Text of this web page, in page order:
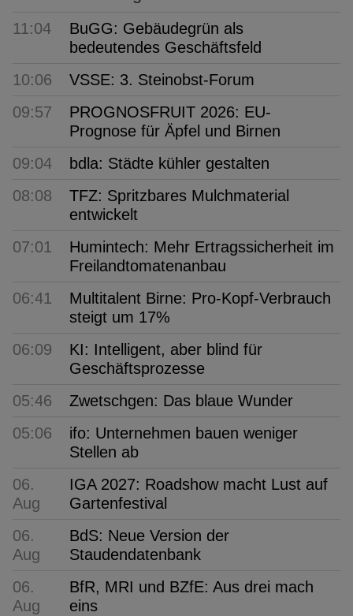
11:04
BuGG: Gebäudegrün als
bedeutendes Geschäftsfeld
10:06
VSSE: 3. Steinobst-Forum
09:57
PROGNOSFRUIT 2026: EU-
Prognose für Äpfel und Birnen
09:04
bdla: Städte kühler gestalten
08:08
TFZ: Spritzbares Mulchmaterial
entwickelt
07:01
Humintech: Mehr Ertragssicherheit im
Freilandtomatenanbau
06:41
Multitalent Birne: Pro-Kopf-Verbrauch
steigt um 17%
06:09
KI: Intelligent, aber blind für
Geschäftsprozesse
05:46
Zwetschgen: Das blaue Wunder
05:06
ifo: Unternehmen bauen weniger
Stellen ab
06.
Aug
IGA 2027: Roadshow macht Lust auf
Gartenfestival
06.
Aug
BdS: Neue Version der
Staudendatenbank
06.
Aug
BfR, MRI und BZfE: Aus drei mach
eins